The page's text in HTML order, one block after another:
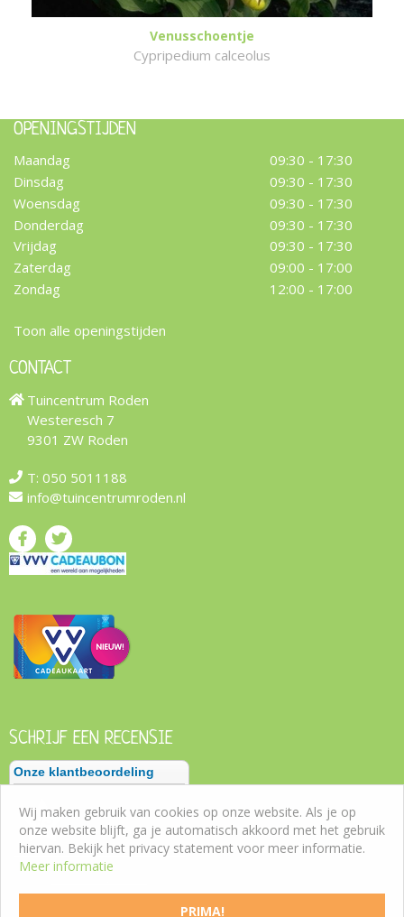
Venusschoentje
Cypripedium calceolus
OPENINGSTIJDEN
Maandag
09:30 - 17:30
Dinsdag
09:30 - 17:30
Woensdag
09:30 - 17:30
Donderdag
09:30 - 17:30
Vrijdag
09:30 - 17:30
Zaterdag
09:00 - 17:00
Zondag
12:00 - 17:00
Toon alle openingstijden
CONTACT
Tuincentrum Roden
Westeresch 7
9301 ZW Roden
T: 050 5011188
info@tuincentrumroden.nl
SCHRIJF EEN RECENSIE
PRIMA!
Wij maken gebruik van cookies op onze website. Als je op
onze website blijft, ga je automatisch akkoord met het gebruik
hiervan. Bekijk het privacy statement voor meer informatie.
Meer informatie